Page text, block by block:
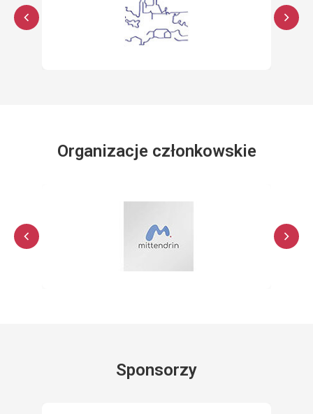
Organizacje członkowskie
Sponsorzy